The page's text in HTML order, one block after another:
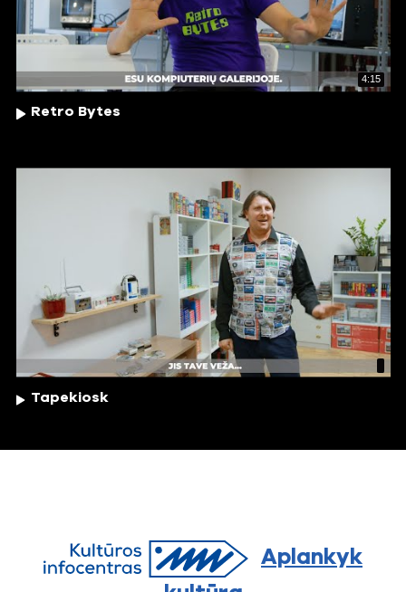
4:15
Retro Bytes
Tapekiosk
Aplankyk